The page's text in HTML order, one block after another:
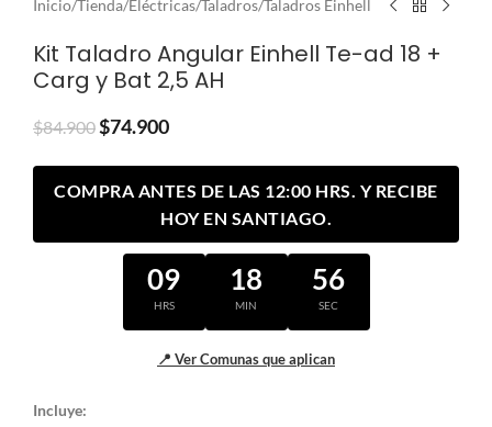
Inicio/Tienda/Eléctricas/Taladros/Taladros Einhell
Kit Taladro Angular Einhell Te-ad 18 +
Carg y Bat 2,5 AH
$84.900$74.900
COMPRA ANTES DE LAS 12:00 HRS. Y RECIBE
HOY EN SANTIAGO.
09
HRS
18
MIN
56
SEC
📍 Ver Comunas que aplican
Incluye: